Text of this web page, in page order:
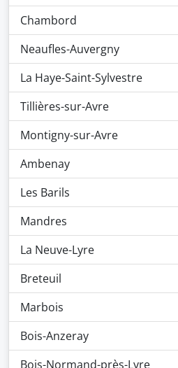
Chambord
Neaufles-Auvergny
La Haye-Saint-Sylvestre
Tillières-sur-Avre
Montigny-sur-Avre
Ambenay
Les Barils
Mandres
La Neuve-Lyre
Breteuil
Marbois
Bois-Anzeray
Bois-Normand-près-Lyre